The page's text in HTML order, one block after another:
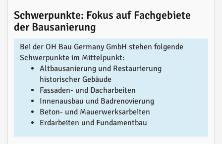
Schwerpunkte: Fokus auf Fachgebiete
der Bausanierung
Bei der OH Bau Germany GmbH stehen folgende
Schwerpunkte im Mittelpunkt:
Altbausanierung und Restaurierung
historischer Gebäude
Fassaden- und Dacharbeiten
Innenausbau und Badrenovierung
Beton- und Mauerwerksarbeiten
Erdarbeiten und Fundamentbau